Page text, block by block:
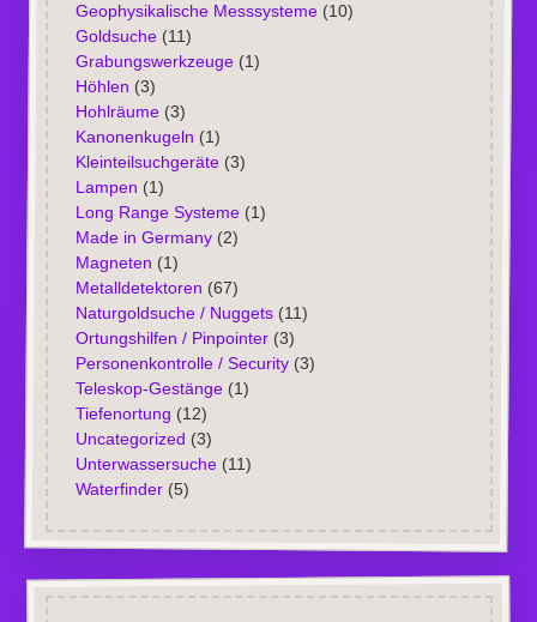
Geophysikalische Messsysteme(10)
Goldsuche(11)
Grabungswerkzeuge(1)
Höhlen (3)
Hohlräume(3)
Kanonenkugeln (1)
Kleinteilsuchgeräte(3)
Lampen (1)
Long Range Systeme(1)
Made in Germany(2)
Magneten (1)
Metalldetektoren (67)
Naturgoldsuche / Nuggets(11)
Ortungshilfen / Pinpointer(3)
Personenkontrolle / Security(3)
Teleskop-Gestänge(1)
Tiefenortung (12)
Uncategorized (3)
Unterwassersuche(11)
Waterfinder(5)